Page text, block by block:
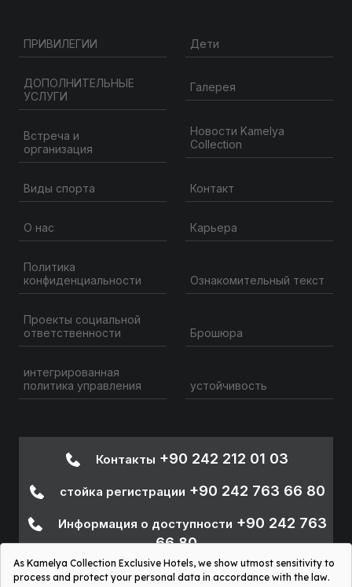
ПРИВИЛЕГИИ
ДОПОЛНИТЕЛЬНЫЕ
УСЛУГИ
Встреча и
организация
Виды спорта
Дети
Галерея
Новости Kamelya
Collection
Контакт
О нас
Политика
конфиденциальности
Проекты социальной
ответственности
интегрированная
политика управления
Карьера
Ознакомительный текст
Брошюра
устойчивость
Контакты +90 242 212 01 03
стойка регистрации +90 242 763 66 80
Информация о доступности +90 242 763
66 80